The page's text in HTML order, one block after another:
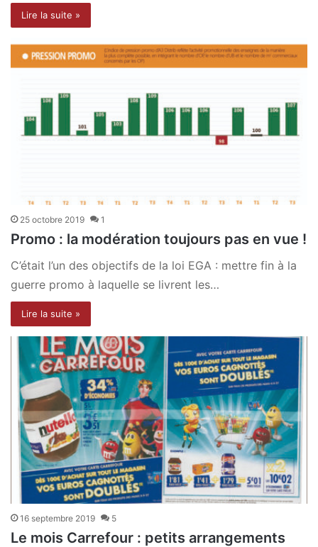
Lire la suite »
25 octobre 2019 1
Promo : la modération toujours pas en vue !
C’était l’un des objectifs de la loi EGA : mettre fin à la
guerre promo à laquelle se livrent les…
Lire la suite »
16 septembre 2019 5
Le mois Carrefour : petits arrangements